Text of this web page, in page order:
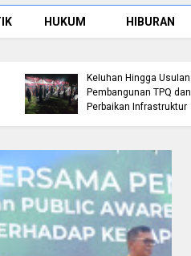
HUKUM HIBURAN
Keluhan Hingga Usulan
Pembangunan TPQ dan
Perbaikan Infrastruktur